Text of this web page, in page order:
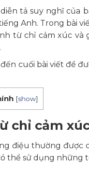
tả suy nghĩ của
Anh. Trong bài
từ chỉ cảm xúc và
cuối bài viết để
[show]
chỉ cảm
điệu thường được
thể sử dụng những